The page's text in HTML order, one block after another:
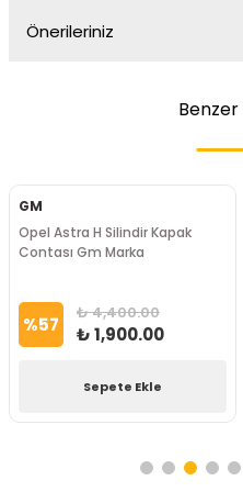
Önerileriniz
Benzer
GM
Opel Astra H Silindir Kapak
Contası Gm Marka
%57 ₺ 4,400.00
₺ 1,900.00
Sepete Ekle